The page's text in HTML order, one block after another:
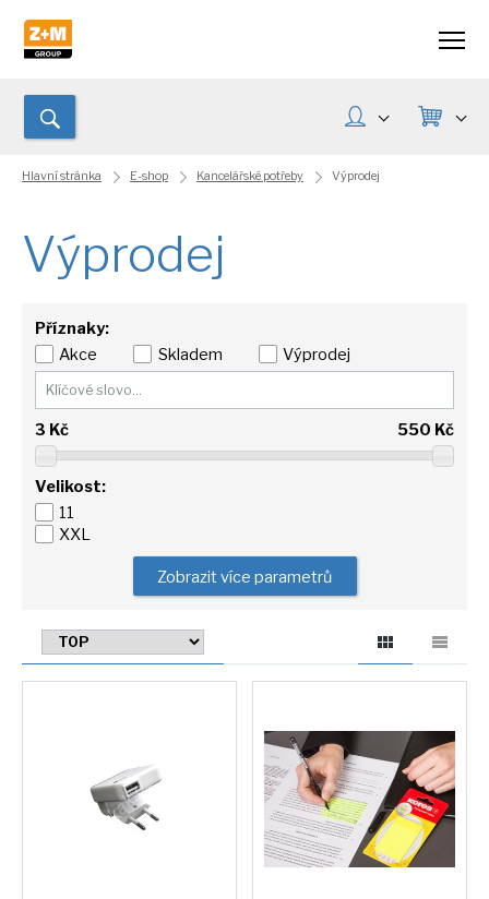
Hlavní stránka E-shop Kancelářské potřeby Výprodej
Výprodej
Příznaky:
Akce
Skladem Výprodej
3 Kč 550 Kč
Velikost:
11
XXL
Zobrazit více parametrů